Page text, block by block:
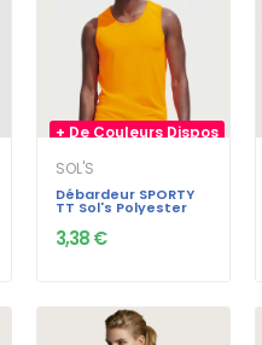
+ De Couleurs Dispos
SOL'S
Débardeur SPORTY
TT Sol's Polyester
3,38 €